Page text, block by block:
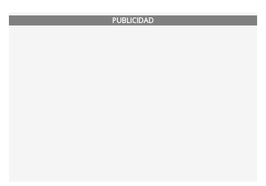
PUBLICIDAD